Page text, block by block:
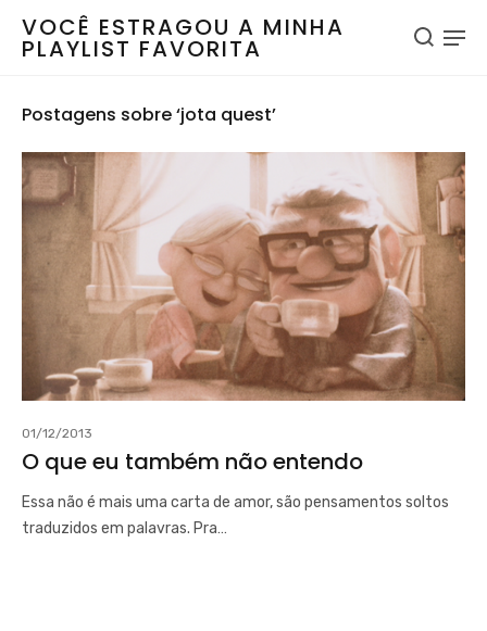
VOCÊ ESTRAGOU A MINHA
PLAYLIST FAVORITA
Postagens sobre ‘jota quest’
01/12/2013
O que eu também não entendo
Essa não é mais uma carta de amor, são pensamentos soltos
traduzidos em palavras. Pra…